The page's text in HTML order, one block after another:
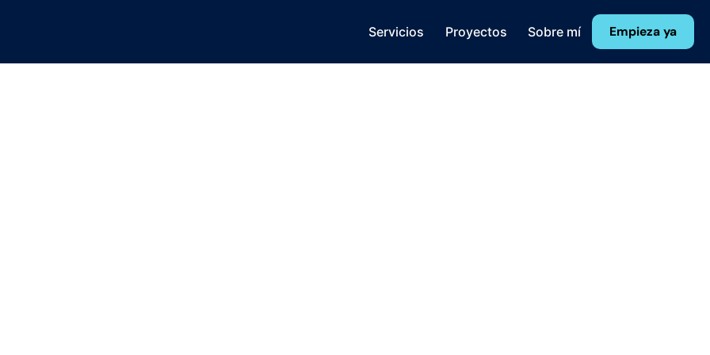
Servicios Proyectos Sobre mí Empieza ya